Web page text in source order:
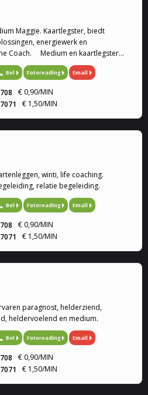
Maggie. Kaartlegster, biedt
energiewerk en
Coach. Medium en kaartlegster
helderwetend,
energiewerk) zet ik graag in om
Bel Fotoreading Email
€ 0,90/MIN
€ 1,50/MIN
winti, life coaching.
relatie begeleiding.
Bel Fotoreading Email
€ 0,90/MIN
€ 1,50/MIN
paragnost, helderziend,
heldervoelend en medium.
Bel Fotoreading Email
€ 0,90/MIN
€ 1,50/MIN